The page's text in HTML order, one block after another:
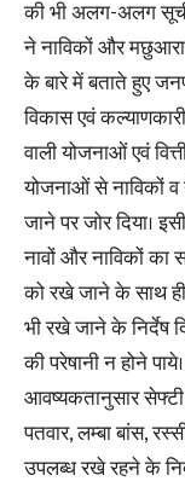
की भी अलग-अलग सूची
ने नाविकों और
के बारे में बताते हुए
विकास एवं
वाली योजनाओं एवं
योजनाओं से नाविकों
जाने पर जोर दिया।
नावों और नाविकों का
को रखे जाने के साथ ही
भी रखे जाने के निर्देष
की परेषानी न होने
आवष्यकतानुसार
पतवार, लम्बा बांस,
उपलब्ध रखे रहने के